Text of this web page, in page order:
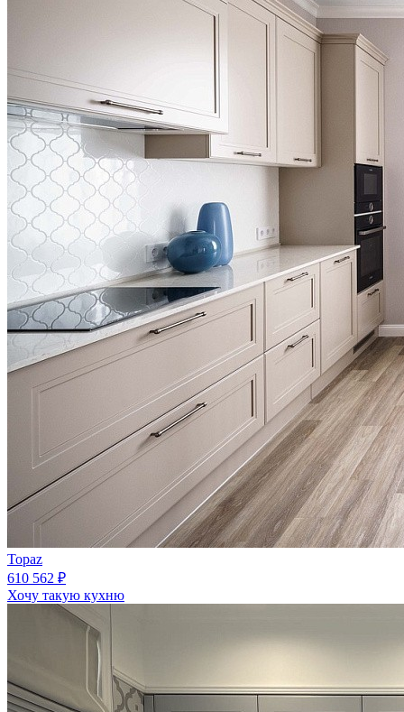
Topaz
610 562 ₽
Хочу такую кухню